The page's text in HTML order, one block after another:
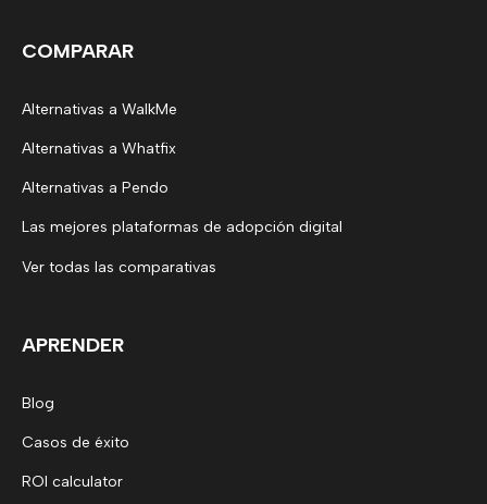
COMPARAR
Alternativas a WalkMe
Alternativas a Whatfix
Alternativas a Pendo
Las mejores plataformas de adopción digital
Ver todas las comparativas
APRENDER
Blog
Casos de éxito
ROI calculator